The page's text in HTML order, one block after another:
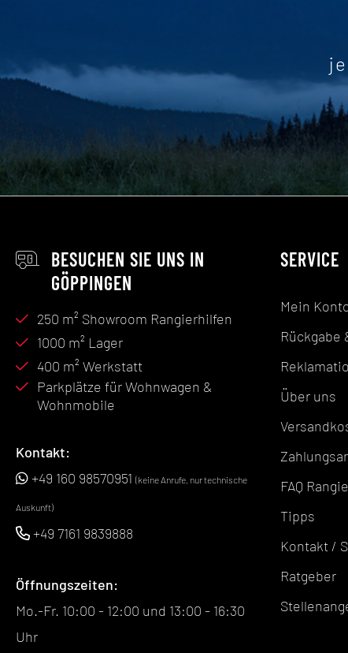
BESUCHEN SIE UNS IN
GÖPPINGEN
250 m² Showroom Rangierhilfen
1000 m² Lager
400 m² Werkstatt
Parkplätze für Wohnwagen &
Wohnmobile
Kontakt:
+49 160 98570951 (keine Anrufe, nur technische
Auskunft)
+49 7161 9839888
Öffnungszeiten:
Mo.-Fr. 10:00 - 12:00 und 13:00 - 16:30
Uhr
SERVICE
Mein
Rückgabe
Über uns
FAQ
Tipps
Kontakt /
Ratgeber